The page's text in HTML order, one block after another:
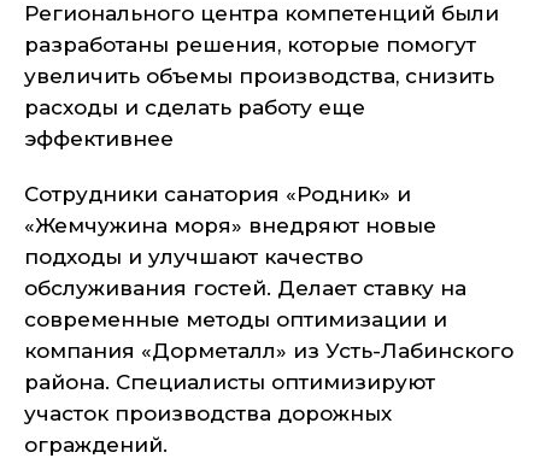
Регионального центра компетенций были
разработаны решения, которые помогут
увеличить объемы производства, снизить
расходы и сделать работу еще
эффективнее
Сотрудники санатория «Родник» и
«Жемчужина моря» внедряют новые
подходы и улучшают качество
обслуживания гостей. Делает ставку на
современные методы оптимизации и
компания «Дорметалл» из Усть-Лабинского
района. Специалисты оптимизируют
участок производства дорожных
ограждений.